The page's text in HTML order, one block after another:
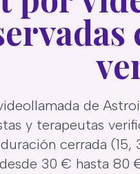
de
y terapeutas
cerrada
30 € hasta 80